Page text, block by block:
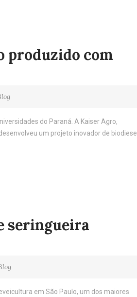
produzido com
do Paraná. A Kaiser Agro,
um projeto inovador de biodiesel
seringueira
em São Paulo, um dos maiores